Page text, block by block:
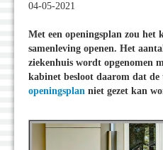
04-05-2021
Met een openingsplan zou het
samenleving openen. Het
ziekenhuis wordt opgenomen
kabinet besloot daarom dat de
openingsplan niet gezet kan